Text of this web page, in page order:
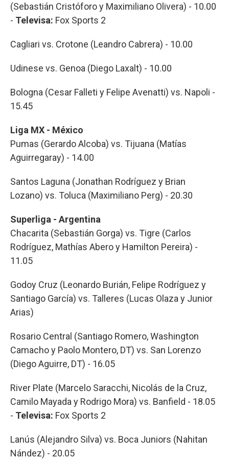
(Sebastián Cristóforo y Maximiliano Olivera) - 10.00
- Televisa: Fox Sports 2
Cagliari vs. Crotone (Leandro Cabrera) - 10.00
Udinese vs. Genoa (Diego Laxalt) - 10.00
Bologna (Cesar Falleti y Felipe Avenatti) vs. Napoli -
15.45
Liga MX - México
Pumas (Gerardo Alcoba) vs. Tijuana (Matías
Aguirregaray) - 14.00
Santos Laguna (Jonathan Rodríguez y Brian
Lozano) vs. Toluca (Maximiliano Perg) - 20.30
Superliga - Argentina
Chacarita (Sebastián Gorga) vs. Tigre (Carlos
Rodríguez, Mathías Abero y Hamilton Pereira) -
11.05
Godoy Cruz (Leonardo Burián, Felipe Rodríguez y
Santiago García) vs. Talleres (Lucas Olaza y Junior
Arias)
Rosario Central (Santiago Romero, Washington
Camacho y Paolo Montero, DT) vs. San Lorenzo
(Diego Aguirre, DT) - 16.05
River Plate (Marcelo Saracchi, Nicolás de la Cruz,
Camilo Mayada y Rodrigo Mora) vs. Banfield - 18.05
- Televisa: Fox Sports 2
Lanús (Alejandro Silva) vs. Boca Juniors (Nahitan
Nández) - 20.05